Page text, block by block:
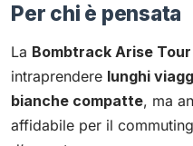
Per chi è pensata
La Bombtrack Arise Tour
intraprendere lunghi
bianche compatte, ma
affidabile per il